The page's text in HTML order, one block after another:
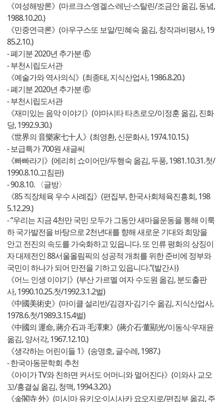
《여성해방론》(마르크스·엥겔스·레닌·스탈린/조금안 옮김, 동녘,
1988.10.20.)
《민중연극론》(아우구스또 보알/민혜숙 옮김, 창작과비평사, 19
85.2.10.)
- 폐기분 2020년 추가분 ⑥
- 부천시립도서관
《예술가와 역사의식》(최종태, 지식산업사, 1986.8.20.)
- 폐기분 2020년 추가분 ⑥
- 부천시립도서관
《재미있는 음악 이야기》(야마시타 타츠로오/이정훈 옮김, 진화
당, 1992.9.30.)
《世界의 音樂家七十人》(최영환, 신문화사, 1974.10.15.)
- 보급특가 700원 새글씨
《빠빠라기》(에리히 쇼이어만/두행숙 옮김, 두풍, 1981.10.31.첫/
1990.8.10.고침판)
- 90.8.10. 〈글방〉
《85 직장체육 우수 사례집》(편집부, 한국사회체육진흥회, 198
5.12.29.)
- “우리는 지금 4천만 국민 모두가 그동안 새마을운동을 통해 이룩
하 국가발전을 바탕으로 2천년대를 향해 새로운 기대와 희망을
안고 전진의 속도를 가숙화하고 있읍니다. 또 인류 평화의 상징이
자 대제전인 88서울올림픽의 성공적 개최를 위한 준비에 정부와
국민이 하나가 되어 만전을 기하고 있읍니다.”(발간사)
《어느 인생 이야기》(부산 가르멜 여자 수도원 옮김, 분도출판
사, 1990.10.25.첫/1992.3.1.2벌)
《中國美術史》(마이클 설리반/김경자·김기수 옮김, 지식산업사,
1978.6.첫/1989.3.15.4벌)
《中國의 運命, 蔣介石과 毛澤東》(蔣介石·董顯光/이동식·우재윤
옮김, 양서각, 1967.12.10.)
《생각하는 어린이들 1》(송명호, 글수레, 1987.)
- 한국아동문학회 추천
《아이가 TV와 친하면 커서도 어머니와 멀어진다》(이와사 교오
꼬/홍결실 옮김, 청맥, 1994.3.20.)
《金閣寺 外》(미시마 유키오·이시사카 요오지로/편집부 옮김, 주